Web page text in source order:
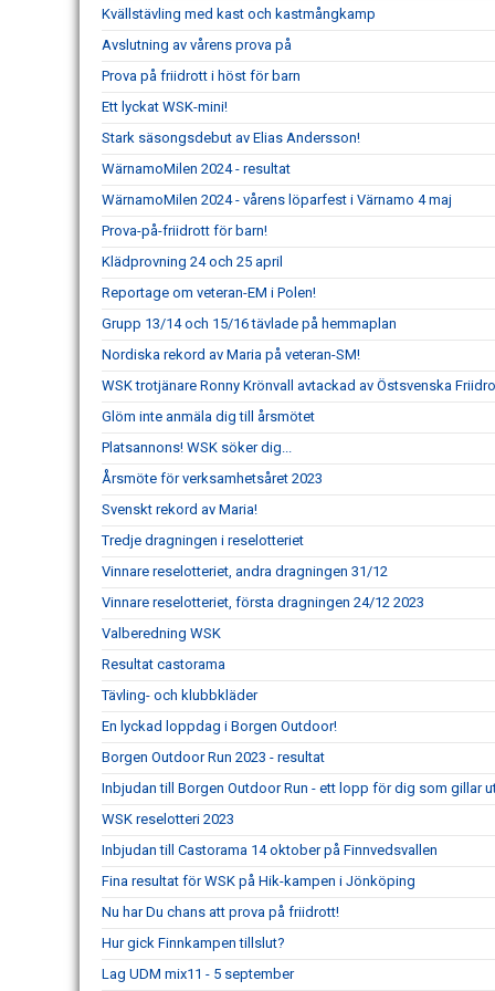
Kvällstävling med kast och kastmångkamp
Avslutning av vårens prova på
Prova på friidrott i höst för barn
Ett lyckat WSK-mini!
Stark säsongsdebut av Elias Andersson!
WärnamoMilen 2024 - resultat
WärnamoMilen 2024 - vårens löparfest i Värnamo 4 maj
Prova-på-friidrott för barn!
Klädprovning 24 och 25 april
Reportage om veteran-EM i Polen!
Grupp 13/14 och 15/16 tävlade på hemmaplan
Nordiska rekord av Maria på veteran-SM!
WSK trotjänare Ronny Krönvall avtackad av Östsvenska
Glöm inte anmäla dig till årsmötet
Platsannons! WSK söker dig...
Årsmöte för verksamhetsåret 2023
Svenskt rekord av Maria!
Tredje dragningen i reselotteriet
Vinnare reselotteriet, andra dragningen 31/12
Vinnare reselotteriet, första dragningen 24/12 2023
Valberedning WSK
Resultat castorama
Tävling- och klubbkläder
En lyckad loppdag i Borgen Outdoor!
Borgen Outdoor Run 2023 - resultat
Inbjudan till Borgen Outdoor Run - ett lopp för dig som gillar
WSK reselotteri 2023
Inbjudan till Castorama 14 oktober på Finnvedsvallen
Fina resultat för WSK på Hik-kampen i Jönköping
Nu har Du chans att prova på friidrott!
Hur gick Finnkampen tillslut?
Lag UDM mix11 - 5 september